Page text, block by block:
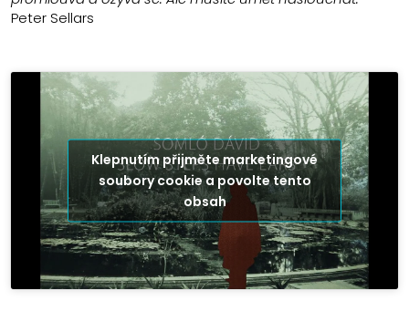
Peter Sellars
Klepnutím přijměte marketingové
soubory cookie a povolte tento
obsah